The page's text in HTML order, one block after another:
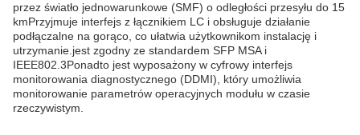
przez światło jednowarunkowe (SMF) o odległości przesyłu do 15
kmPrzyjmuje interfejs z łącznikiem LC i obsługuje działanie
podłączalne na gorąco, co ułatwia użytkownikom instalację i
utrzymanie.jest zgodny ze standardem SFP MSA i
IEEE802.3Ponadto jest wyposażony w cyfrowy interfejs
monitorowania diagnostycznego (DDMI), który umożliwia
monitorowanie parametrów operacyjnych modułu w czasie
rzeczywistym.